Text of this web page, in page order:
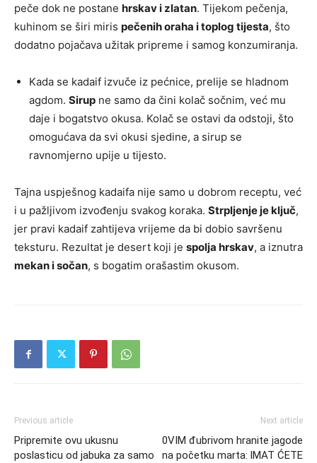
peče dok ne postane hrskav i zlatan. Tijekom pečenja,
kuhinom se širi miris pečenih oraha i toplog tijesta, što
dodatno pojačava užitak pripreme i samog konzumiranja.
Kada se kadaif izvuče iz pećnice, prelije se hladnom
agdom. Sirup ne samo da čini kolač sočnim, već mu
daje i bogatstvo okusa. Kolač se ostavi da odstoji, što
omogućava da svi okusi sjedine, a sirup se
ravnomjerno upije u tijesto.
Tajna uspješnog kadaifa nije samo u dobrom receptu, već
i u pažljivom izvođenju svakog koraka. Strpljenje je ključ,
jer pravi kadaif zahtijeva vrijeme da bi dobio savršenu
teksturu. Rezultat je desert koji je spolja hrskav, a iznutra
mekan i sočan, s bogatim orašastim okusom.
Previous article
Pripremite ovu ukusnu
poslasticu od jabuka za samo
Next article
0VIM đubrivom hranite jagode
na početku marta: lMAT ĆETE